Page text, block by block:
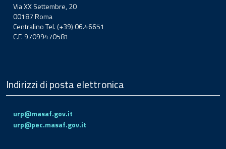
Via XX Settembre, 20
00187 Roma
Centralino Tel. (+39) 06.46651
C.F. 97099470581
Indirizzi di posta elettronica
urp@masaf.gov.it
urp@pec.masaf.gov.it